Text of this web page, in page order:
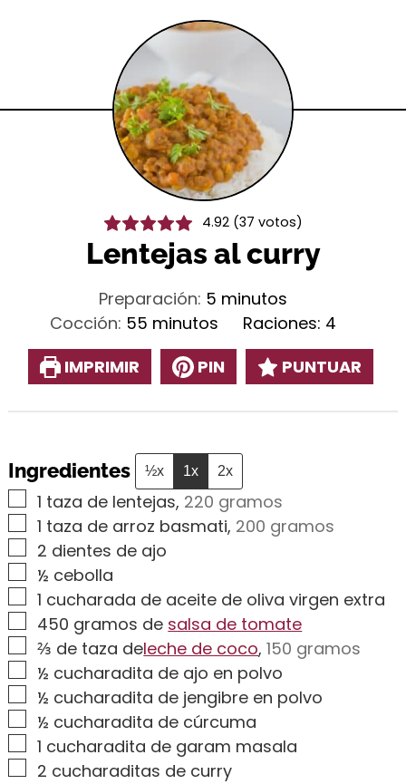
4.92(37 votos)
Lentejas al curry
Preparación: 5 minutos
minutos
Cocción: 55 minutos
minutos Raciones: 4
IMPRIMIR
PIN PUNTUAR
Ingredientes ½x 1x 2x
▢1 taza de lentejas, 220 gramos
▢1 taza de arroz basmati, 200 gramos
▢
2 dientes de ajo
▢
½ cebolla
▢1 cucharada de aceite de oliva virgen extra
▢
450 gramos de salsa de tomate
▢
⅔ de taza deleche de coco,150 gramos
▢
½ cucharadita de ajo en polvo
▢
½ cucharadita de jengibre en polvo
▢
½ cucharadita de cúrcuma
▢1 cucharadita de garam masala
▢
2 cucharaditas de curry